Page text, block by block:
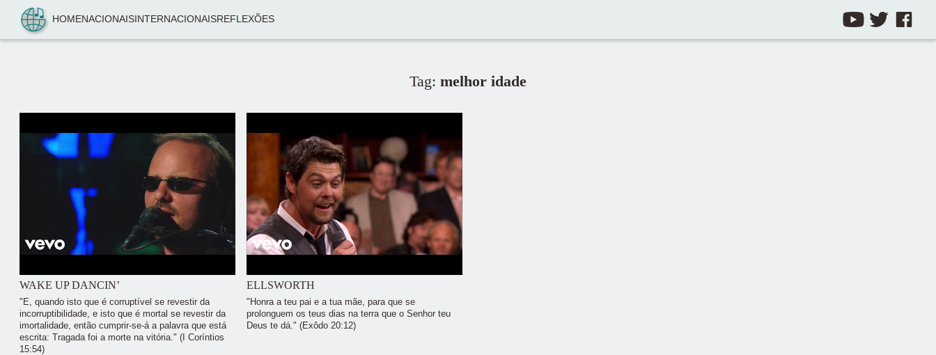
Pular para o conteúdo
HOMENACIONAIS INTERNACIONAISREFLEXÕES
Tag: melhor idade
WAKE UP DANCIN’
"E, quando isto que é corruptível se revestir da
incorruptibilidade, e isto que é mortal se revestir da
imortalidade, então cumprir-se-á a palavra que está
escrita: Tragada foi a morte na vitória." (I Coríntios
15:54)
ELLSWORTH
"Honra a teu pai e a tua mãe, para que se
prolonguem os teus dias na terra que o Senhor teu
Deus te dá." (Exôdo 20:12)